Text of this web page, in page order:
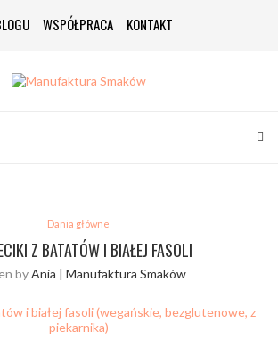
WSPÓŁPRACA KONTAKT
Dania główne
Z BATATÓW I BIAŁEJ FASOLI
byAnia | Manufaktura Smaków